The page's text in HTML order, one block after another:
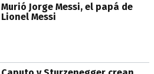
Murió Jorge Messi, el papá de
Lionel Messi